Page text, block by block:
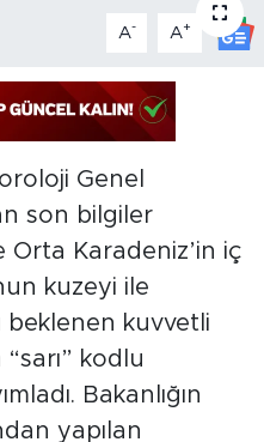
A- A+
Genel
son bilgiler
Karadeniz’in iç
kuzeyi ile
beklenen kuvvetli
“sarı” kodlu
Bakanlığın
yapılan